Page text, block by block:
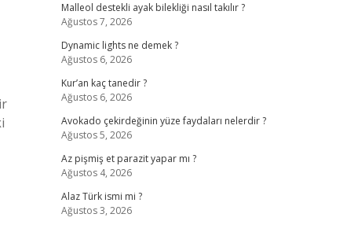
Malleol destekli ayak bilekliği nasıl takılır ?
Ağustos 7, 2026
Dynamic lights ne demek ?
Ağustos 6, 2026
Kur’an kaç tanedir ?
Ağustos 6, 2026
Avokado çekirdeğinin yüze faydaları nelerdir ?
Ağustos 5, 2026
Az pişmiş et parazit yapar mı ?
Ağustos 4, 2026
Alaz Türk ismi mi ?
Ağustos 3, 2026